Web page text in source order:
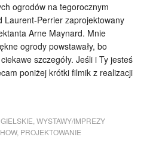
ogrodów na tegorocznym
Laurent-Perrier zaprojektowany
Arne Maynard. Mnie
ogrody powstawały, bo
szczegóły. Jeśli i Ty jesteś
poniżej krótki filmik z realizacji
WYSTAWY/IMPREZY
, PROJEKTOWANIE